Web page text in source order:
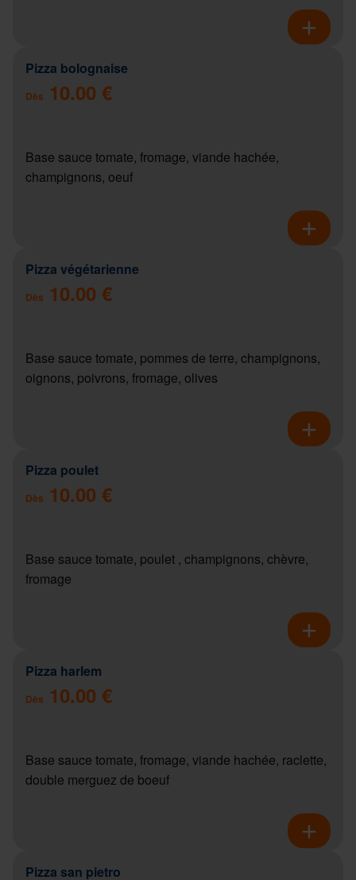
Pizza bolognaise
Dès 10.00 €
Base sauce tomate, fromage, viande hachée,
champignons, oeuf
Pizza végétarienne
Dès 10.00 €
Base sauce tomate, pommes de terre, champignons,
oignons, poivrons, fromage, olives
Pizza poulet
Dès 10.00 €
Base sauce tomate, poulet , champignons, chèvre,
fromage
Pizza harlem
Dès 10.00 €
Base sauce tomate, fromage, viande hachée, raclette,
double merguez de boeuf
Pizza san pietro